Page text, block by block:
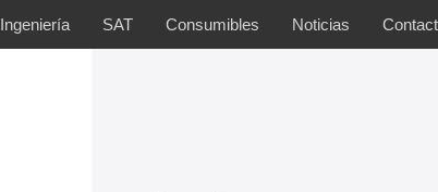
Ingeniería SAT Consumibles Noticias